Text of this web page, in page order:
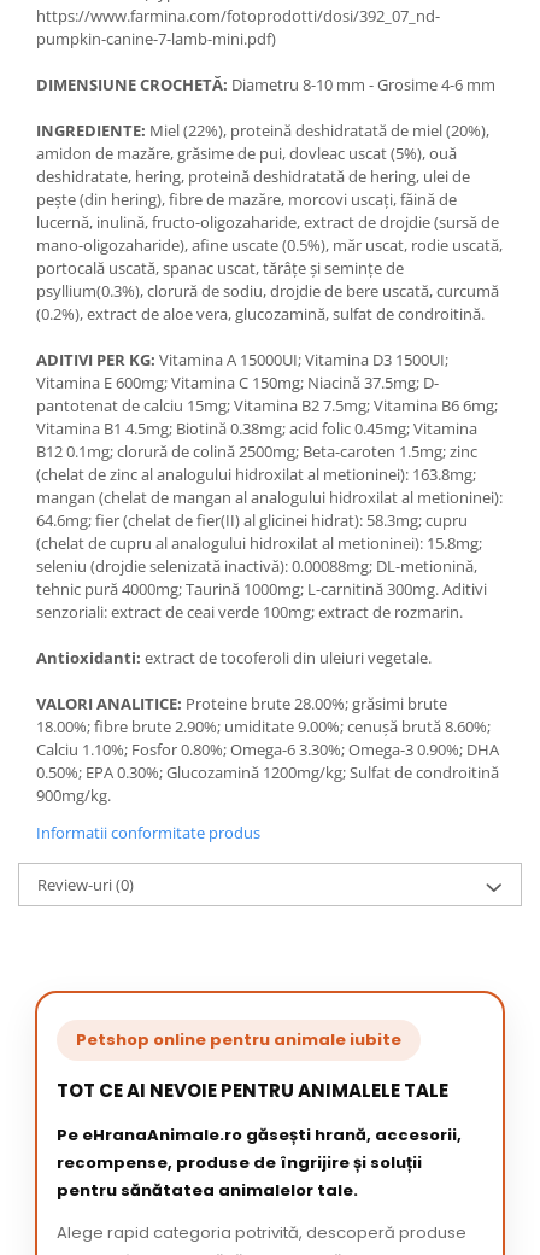
https://www.farmina.com/fotoprodotti/dosi/392_07_nd-
pumpkin-canine-7-lamb-mini.pdf)
DIMENSIUNE CROCHETĂ: Diametru 8-10 mm - Grosime 4-6 mm
INGREDIENTE: Miel (22%), proteină deshidratată de miel (20%),
amidon de mazăre, grăsime de pui, dovleac uscat (5%), ouă
deshidratate, hering, proteină deshidratată de hering, ulei de
pește (din hering), fibre de mazăre, morcovi uscați, făină de
lucernă, inulină, fructo-oligozaharide, extract de drojdie (sursă de
mano-oligozaharide), afine uscate (0.5%), măr uscat, rodie uscată,
portocală uscată, spanac uscat, tărâțe și semințe de
psyllium(0.3%), clorură de sodiu, drojdie de bere uscată, curcumă
(0.2%), extract de aloe vera, glucozamină, sulfat de condroitină.
ADITIVI PER KG: Vitamina A 15000UI; Vitamina D3 1500UI;
Vitamina E 600mg; Vitamina C 150mg; Niacină 37.5mg; D-
pantotenat de calciu 15mg; Vitamina B2 7.5mg; Vitamina B6 6mg;
Vitamina B1 4.5mg; Biotină 0.38mg; acid folic 0.45mg; Vitamina
B12 0.1mg; clorură de colină 2500mg; Beta-caroten 1.5mg; zinc
(chelat de zinc al analogului hidroxilat al metioninei): 163.8mg;
mangan (chelat de mangan al analogului hidroxilat al metioninei):
64.6mg; fier (chelat de fier(II) al glicinei hidrat): 58.3mg; cupru
(chelat de cupru al analogului hidroxilat al metioninei): 15.8mg;
seleniu (drojdie selenizată inactivă): 0.00088mg; DL-metionină,
tehnic pură 4000mg; Taurină 1000mg; L-carnitină 300mg. Aditivi
senzoriali: extract de ceai verde 100mg; extract de rozmarin.
Antioxidanti: extract de tocoferoli din uleiuri vegetale.
VALORI ANALITICE: Proteine brute 28.00%; grăsimi brute
18.00%; fibre brute 2.90%; umiditate 9.00%; cenușă brută 8.60%;
Calciu 1.10%; Fosfor 0.80%; Omega-6 3.30%; Omega-3 0.90%; DHA
0.50%; EPA 0.30%; Glucozamină 1200mg/kg; Sulfat de condroitină
900mg/kg.
Informatii conformitate produs
Review-uri(0)
Petshop online pentru animale iubite
TOT CE AI NEVOIE PENTRU ANIMALELE TALE
Pe eHranaAnimale.ro găsești hrană, accesorii,
recompense, produse de îngrijire și soluții
pentru sănătatea animalelor tale.
Alege rapid categoria potrivită, descoperă produse